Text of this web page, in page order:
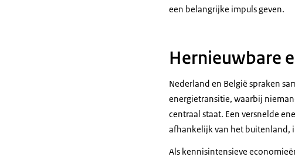
een belangrijke impuls geven.
Hernieuwbare
Nederland en België spraken
energietransitie, waarbij
centraal staat. Een versnelde
afhankelijk van het buitenland,
Als kennisintensieve